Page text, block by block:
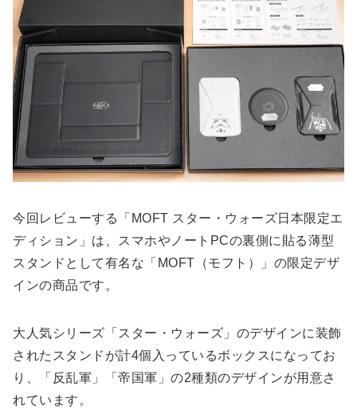
今回レビューする「MOFT スター・ウォーズ日本限定エ
ディション」は、スマホやノートPCの裏側に貼る薄型
スタンドとして有名な「MOFT（モフト）」の限定デザ
インの商品です。
大人気シリーズ「スター・ウォーズ」のデザインに装飾
されたスタンドが計4個入っているボックスになってお
り、「反乱軍」「帝国軍」の2種類のデザインが用意さ
れています。